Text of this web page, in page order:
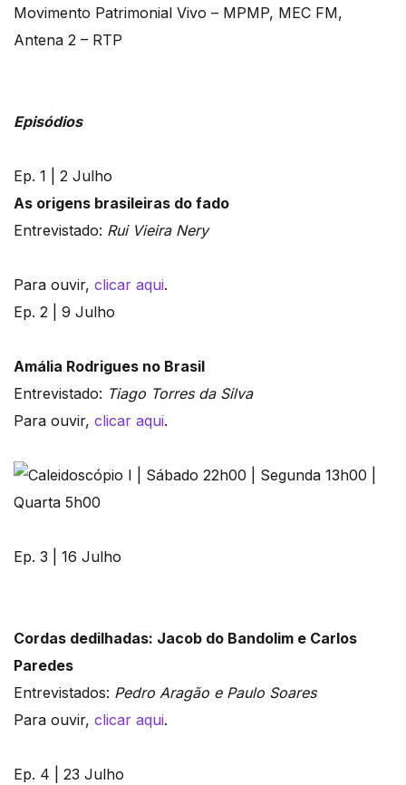
Movimento Patrimonial Vivo – MPMP, MEC FM,
Antena 2 – RTP
Episódios
Ep. 1 | 2 Julho
As origens brasileiras do fado
Entrevistado: Rui Vieira Nery
Para ouvir, clicar aqui.
Ep. 2 | 9 Julho
Amália Rodrigues no Brasil
Entrevistado: Tiago Torres da Silva
Para ouvir, clicar aqui.
Ep. 3 | 16 Julho
Cordas dedilhadas: Jacob do Bandolim e Carlos
Paredes
Entrevistados: Pedro Aragão e Paulo Soares
Para ouvir, clicar aqui.
Ep. 4 | 23 Julho